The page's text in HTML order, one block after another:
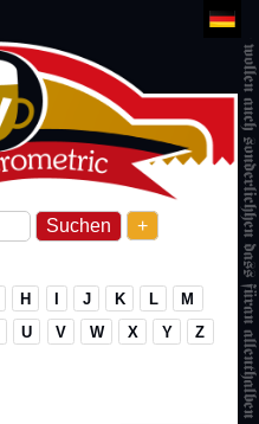
+
H I J K L
M
U V W X Y
Z